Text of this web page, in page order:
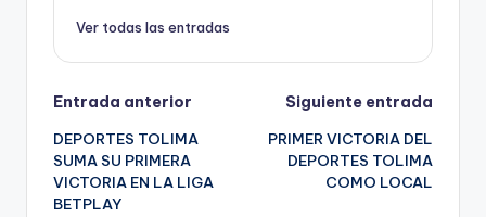
Ver todas las entradas
Navegación
de
entradas
Entrada anterior
DEPORTES TOLIMA
SUMA SU PRIMERA
VICTORIA EN LA LIGA
BETPLAY
Siguiente entrada
PRIMER VICTORIA DEL
DEPORTES TOLIMA
COMO LOCAL